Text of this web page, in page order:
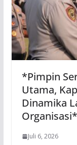
*Pimpin
Utama,
Dinamika
Organisasi*
Juli 6, 2026